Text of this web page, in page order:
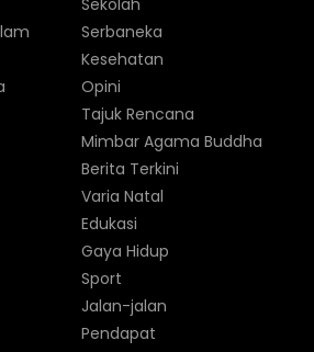
Sekolah
Serbaneka
Kesehatan
Opini
Tajuk Rencana
Mimbar Agama Buddha
Berita Terkini
Varia Natal
Edukasi
Gaya Hidup
Sport
Jalan-jalan
Pendapat